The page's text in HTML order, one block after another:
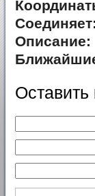
Соединяет:
Описание: